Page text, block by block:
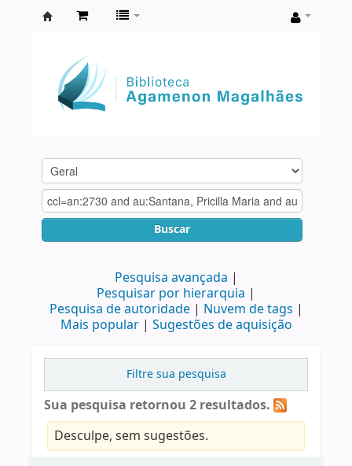
Agamenon
Magalhães
Buscar
Pesquisa avançada
Pesquisar por hierarquia
Pesquisa de autoridade
Nuvem de tags
Mais popular
Sugestões de aquisição
Filtre sua pesquisa
Sua pesquisa retornou 2 resultados.
Desculpe, sem sugestões.